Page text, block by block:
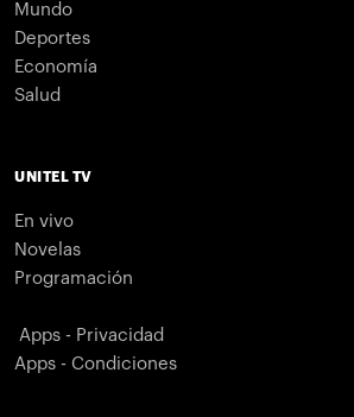
Mundo
Deportes
Economía
Salud
UNITEL TV
En vivo
Novelas
Programación
Apps - Privacidad
Apps - Condiciones